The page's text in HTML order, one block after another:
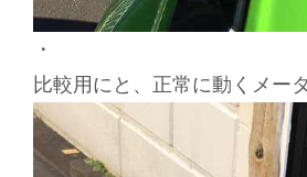
・
比較用にと、正常に動くメー